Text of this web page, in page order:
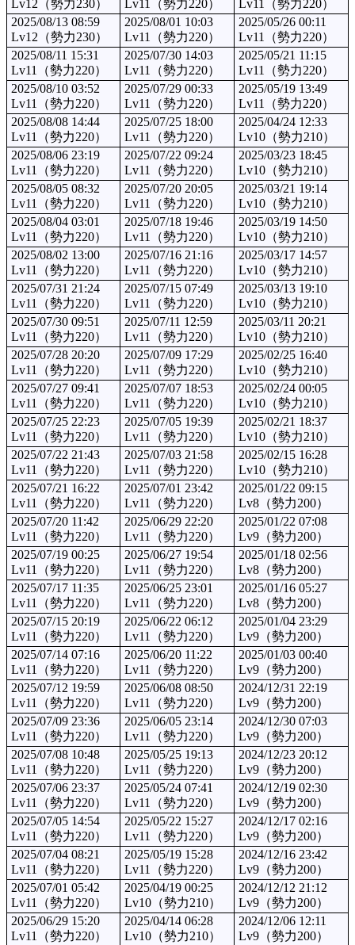
Lv12（勢力230）
Lv11（勢力220）
Lv11（勢力220）
2025/08/13 08:59
Lv12（勢力230）
2025/08/01 10:03
Lv11（勢力220）
2025/05/26 00:11
Lv11（勢力220）
2025/08/11 15:31
Lv11（勢力220）
2025/07/30 14:03
Lv11（勢力220）
2025/05/21 11:15
Lv11（勢力220）
2025/08/10 03:52
Lv11（勢力220）
2025/07/29 00:33
Lv11（勢力220）
2025/05/19 13:49
Lv11（勢力220）
2025/08/08 14:44
Lv11（勢力220）
2025/07/25 18:00
Lv11（勢力220）
2025/04/24 12:33
Lv10（勢力210）
2025/08/06 23:19
Lv11（勢力220）
2025/07/22 09:24
Lv11（勢力220）
2025/03/23 18:45
Lv10（勢力210）
2025/08/05 08:32
Lv11（勢力220）
2025/07/20 20:05
Lv11（勢力220）
2025/03/21 19:14
Lv10（勢力210）
2025/08/04 03:01
Lv11（勢力220）
2025/07/18 19:46
Lv11（勢力220）
2025/03/19 14:50
Lv10（勢力210）
2025/08/02 13:00
Lv11（勢力220）
2025/07/16 21:16
Lv11（勢力220）
2025/03/17 14:57
Lv10（勢力210）
2025/07/31 21:24
Lv11（勢力220）
2025/07/15 07:49
Lv11（勢力220）
2025/03/13 19:10
Lv10（勢力210）
2025/07/30 09:51
Lv11（勢力220）
2025/07/11 12:59
Lv11（勢力220）
2025/03/11 20:21
Lv10（勢力210）
2025/07/28 20:20
Lv11（勢力220）
2025/07/09 17:29
Lv11（勢力220）
2025/02/25 16:40
Lv10（勢力210）
2025/07/27 09:41
Lv11（勢力220）
2025/07/07 18:53
Lv11（勢力220）
2025/02/24 00:05
Lv10（勢力210）
2025/07/25 22:23
Lv11（勢力220）
2025/07/05 19:39
Lv11（勢力220）
2025/02/21 18:37
Lv10（勢力210）
2025/07/22 21:43
Lv11（勢力220）
2025/07/03 21:58
Lv11（勢力220）
2025/02/15 16:28
Lv10（勢力210）
2025/07/21 16:22
Lv11（勢力220）
2025/07/01 23:42
Lv11（勢力220）
2025/01/22 09:15
Lv8（勢力200）
2025/07/20 11:42
Lv11（勢力220）
2025/06/29 22:20
Lv11（勢力220）
2025/01/22 07:08
Lv9（勢力200）
2025/07/19 00:25
Lv11（勢力220）
2025/06/27 19:54
Lv11（勢力220）
2025/01/18 02:56
Lv8（勢力200）
2025/07/17 11:35
Lv11（勢力220）
2025/06/25 23:01
Lv11（勢力220）
2025/01/16 05:27
Lv8（勢力200）
2025/07/15 20:19
Lv11（勢力220）
2025/06/22 06:12
Lv11（勢力220）
2025/01/04 23:29
Lv9（勢力200）
2025/07/14 07:16
Lv11（勢力220）
2025/06/20 11:22
Lv11（勢力220）
2025/01/03 00:40
Lv9（勢力200）
2025/07/12 19:59
Lv11（勢力220）
2025/06/08 08:50
Lv11（勢力220）
2024/12/31 22:19
Lv9（勢力200）
2025/07/09 23:36
Lv11（勢力220）
2025/06/05 23:14
Lv11（勢力220）
2024/12/30 07:03
Lv9（勢力200）
2025/07/08 10:48
Lv11（勢力220）
2025/05/25 19:13
Lv11（勢力220）
2024/12/23 20:12
Lv9（勢力200）
2025/07/06 23:37
Lv11（勢力220）
2025/05/24 07:41
Lv11（勢力220）
2024/12/19 02:30
Lv9（勢力200）
2025/07/05 14:54
Lv11（勢力220）
2025/05/22 15:27
Lv11（勢力220）
2024/12/17 02:16
Lv9（勢力200）
2025/07/04 08:21
Lv11（勢力220）
2025/05/19 15:28
Lv11（勢力220）
2024/12/16 23:42
Lv9（勢力200）
2025/07/01 05:42
Lv11（勢力220）
2025/04/19 00:25
Lv10（勢力210）
2024/12/12 21:12
Lv9（勢力200）
2025/06/29 15:20
Lv11（勢力220）
2025/04/14 06:28
Lv10（勢力210）
2024/12/06 12:11
Lv9（勢力200）